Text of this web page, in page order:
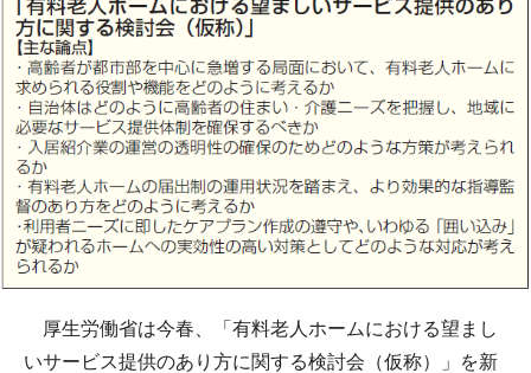
厚生労働省は今春、「有料老人ホームにおける望まし
いサービス提供のあり方に関する検討会（仮称）」を新